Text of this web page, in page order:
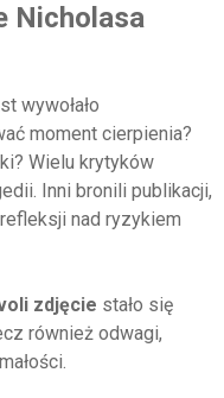
Nicholasa
wywołało
moment cierpienia?
Wielu krytyków
Inni bronili publikacji,
nad ryzykiem
zdjęcie stało się
również odwagi,